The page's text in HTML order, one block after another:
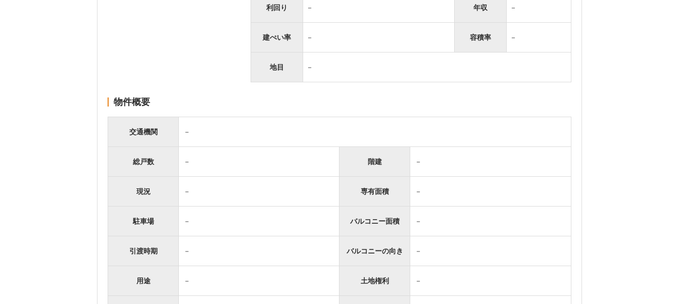
利回り － 年収 －
建ぺい率 － 容積率 －
地目 －
物件概要
交通機関 －
総戸数 － 階建 －
現況 － 専有面積 －
駐車場 － バルコニー面積 －
引渡時期 － バルコニーの向き －
用途 － 土地権利 －